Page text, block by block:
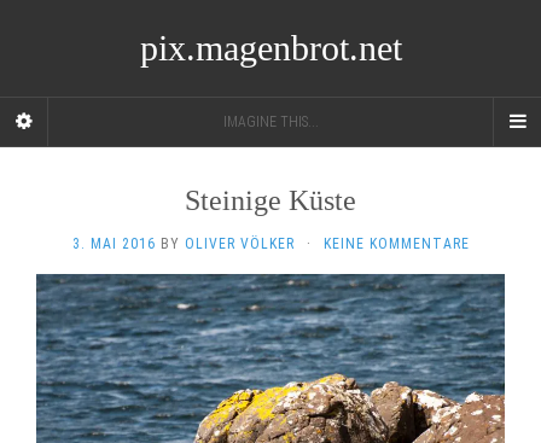
pix.magenbrot.net
IMAGINE THIS...
Steinige Küste
3. MAI 2016 BY OLIVER VÖLKER · KEINE KOMMENTARE